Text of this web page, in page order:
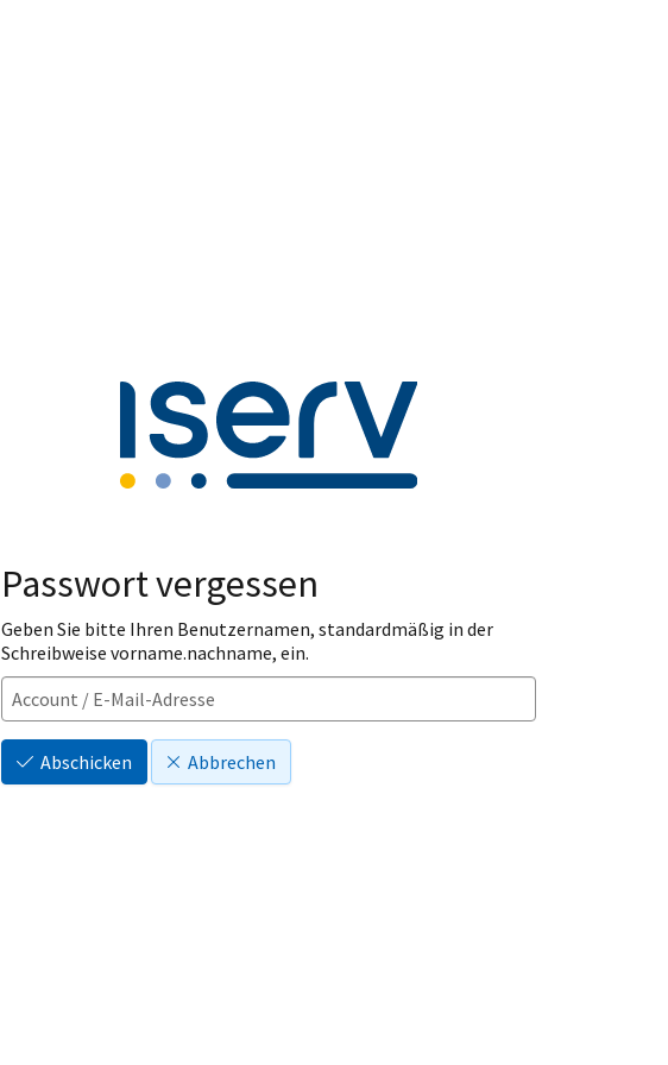
Passwort vergessen
Geben Sie bitte Ihren Benutzernamen, standardmäßig in der
Schreibweise vorname.nachname, ein.
Abschicken Abbrechen